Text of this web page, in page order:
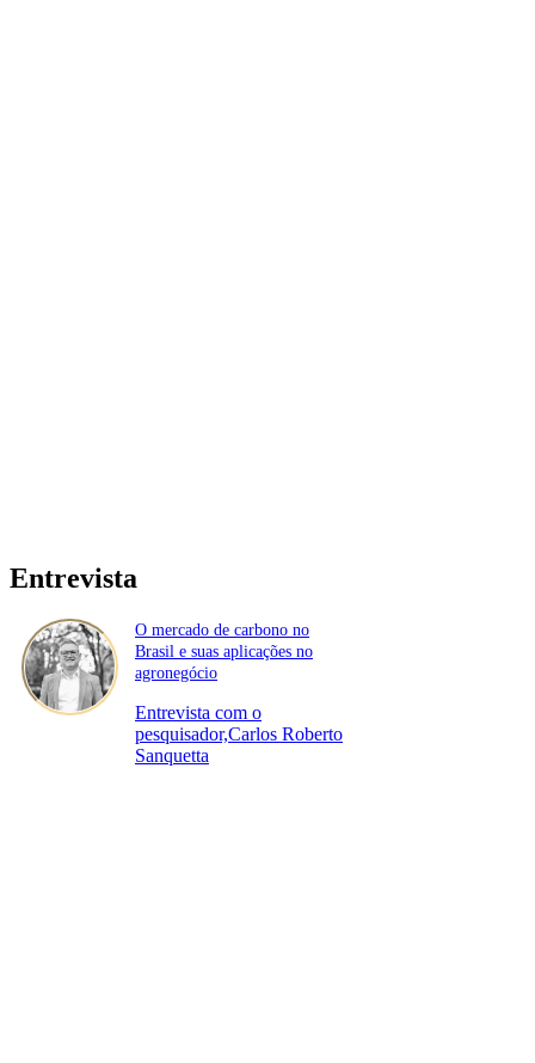
Entrevista
O mercado de carbono no
Brasil e suas aplicações no
agronegócio
Entrevista com o
pesquisador,Carlos Roberto
Sanquetta